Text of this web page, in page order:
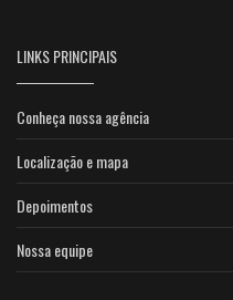
LINKS PRINCIPAIS
Conheça nossa agência
Localização e mapa
Depoimentos
Nossa equipe